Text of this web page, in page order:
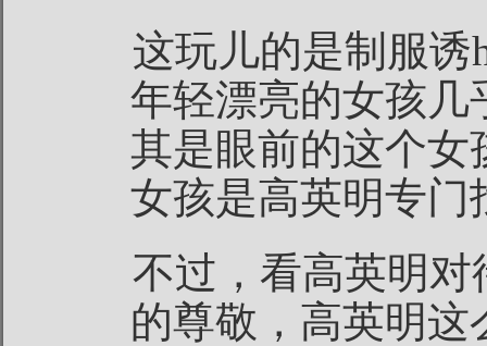
这玩儿的是制服诱
年轻漂亮的女孩几
其是眼前的这个女
女孩是高英明专门
不过，看高英明
的尊敬，高英明